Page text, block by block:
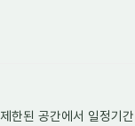
한된 공간에서 일정기